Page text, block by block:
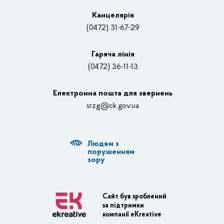
Контакти
Відеотрансляції
Структурні підрозділи ОДА
Діяльність ОДА
Транспортна інфраструктура
Канцелярiя
(0472) 31-67-29
Гаряча лінія
(0472) 36-11-13
Електронна пошта для звернень
srzg@ck.gov.ua
Людям з
порушенням
зору
Сайт був зроблений
за підтримки
компанії eKreative